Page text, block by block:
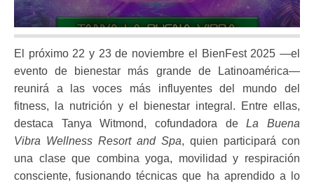
El próximo 22 y 23 de noviembre el BienFest 2025 —el
evento de bienestar más grande de Latinoamérica—
reunirá a las voces más influyentes del mundo del
fitness, la nutrición y el bienestar integral. Entre ellas,
destaca Tanya Witmond, cofundadora deLa Buena
Vibra Wellness Resort and Spa, quien participará con
una clase que combina yoga, movilidad y respiración
consciente, fusionando técnicas que ha aprendido a lo